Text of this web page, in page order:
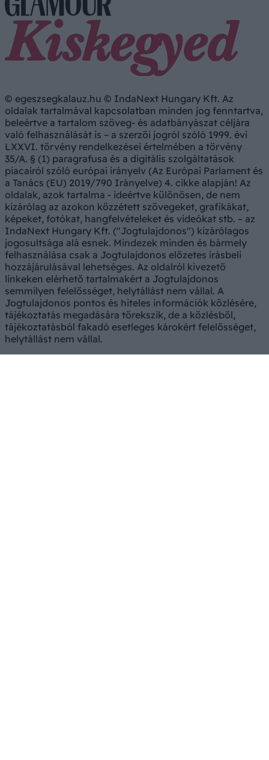
© egeszsegkalauz.hu © IndaNext Hungary Kft. Az
oldalak tartalmával kapcsolatban minden jog fenntartva,
beleértve a tartalom szöveg- és adatbányászat céljára
való felhasználását is – a szerzői jogról szóló 1999. évi
LXXVI. törvény rendelkezései értelmében a törvény
35/A. § (1) paragrafusa és a digitális szolgáltatások
piacairól szóló európai irányelv (Az Európai Parlament és
a Tanács (EU) 2019/790 Irányelve) 4. cikke alapján! Az
oldalak, azok tartalma - ideértve különösen, de nem
kizárólag az azokon közzétett szövegeket, grafikákat,
képeket, fotókat, hangfelvételeket és videókat stb. – az
IndaNext Hungary Kft. ("Jogtulajdonos") kizárólagos
jogosultsága alá esnek. Mindezek minden és bármely
felhasználása csak a Jogtulajdonos előzetes írásbeli
hozzájárulásával lehetséges. Az oldalról kivezető
linkeken elérhető tartalmakért a Jogtulajdonos
semmilyen felelősséget, helytállást nem vállal. A
Jogtulajdonos pontos és hiteles információk közlésére,
tájékoztatás megadására törekszik, de a közlésből,
tájékoztatásból fakadó esetleges károkért felelősséget,
helytállást nem vállal.